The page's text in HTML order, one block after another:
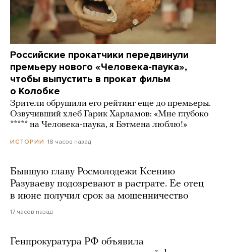
Российские прокатчики передвинули
премьеру нового «Человека-паука»,
чтобы выпустить в прокат фильм
о Колобке
Зрители обрушили его рейтинг еще до премьеры.
Озвучивший хлеб Гарик Харламов: «Мне глубоко
***** на Человека-паука, я Бэтмена люблю!»
ИСТОРИИ 18 часов назад
Бывшую главу Росмолодежи Ксению
Разуваеву подозревают в растрате. Ее отец
в июне получил срок за мошенничество
17 часов назад
Генпрокуратура РФ объявила